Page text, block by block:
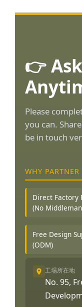
👉
Please
you can.
be in touch
WHY
Direct Factory
(No
Free Design
(ODM)
工場所在地
No. 95,